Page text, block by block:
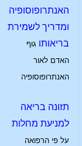
האנתרופוסופיה
ומדריך לשמירת
בריאותו גוף
האדם לאור
האנתרופוסופיה
תזונה בריאה
למניעת מחלות
על פי הרפואה